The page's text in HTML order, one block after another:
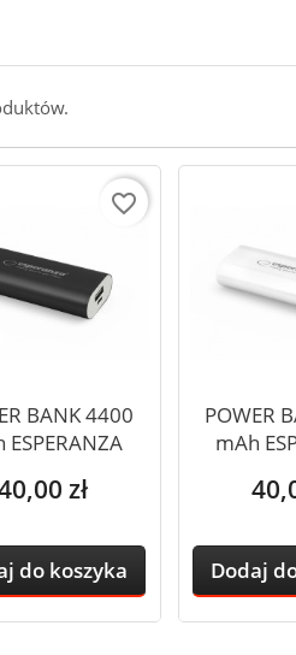
BANK 4400
ESPERANZA
zł
do koszyka
favorite_border
POWER
mAh
Dodaj